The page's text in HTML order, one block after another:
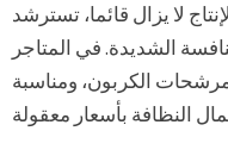
لا يزال قائما، تسترشد
الشديدة. في المتاجر
الكربون، ومناسبة